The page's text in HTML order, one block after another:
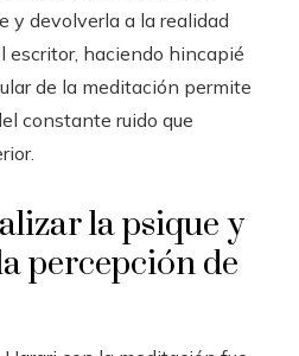
y devolverla a la realidad
escritor, haciendo hincapié
de la meditación permite
constante ruido que
la psique y
percepción de